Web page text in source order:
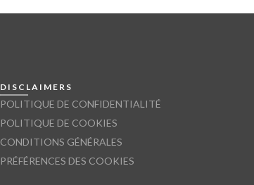
DISCLAIMERS
POLITIQUE DE CONFIDENTIALITÉ
POLITIQUE DE COOKIES
CONDITIONS GÉNÉRALES
PRÉFÉRENCES DES COOKIES